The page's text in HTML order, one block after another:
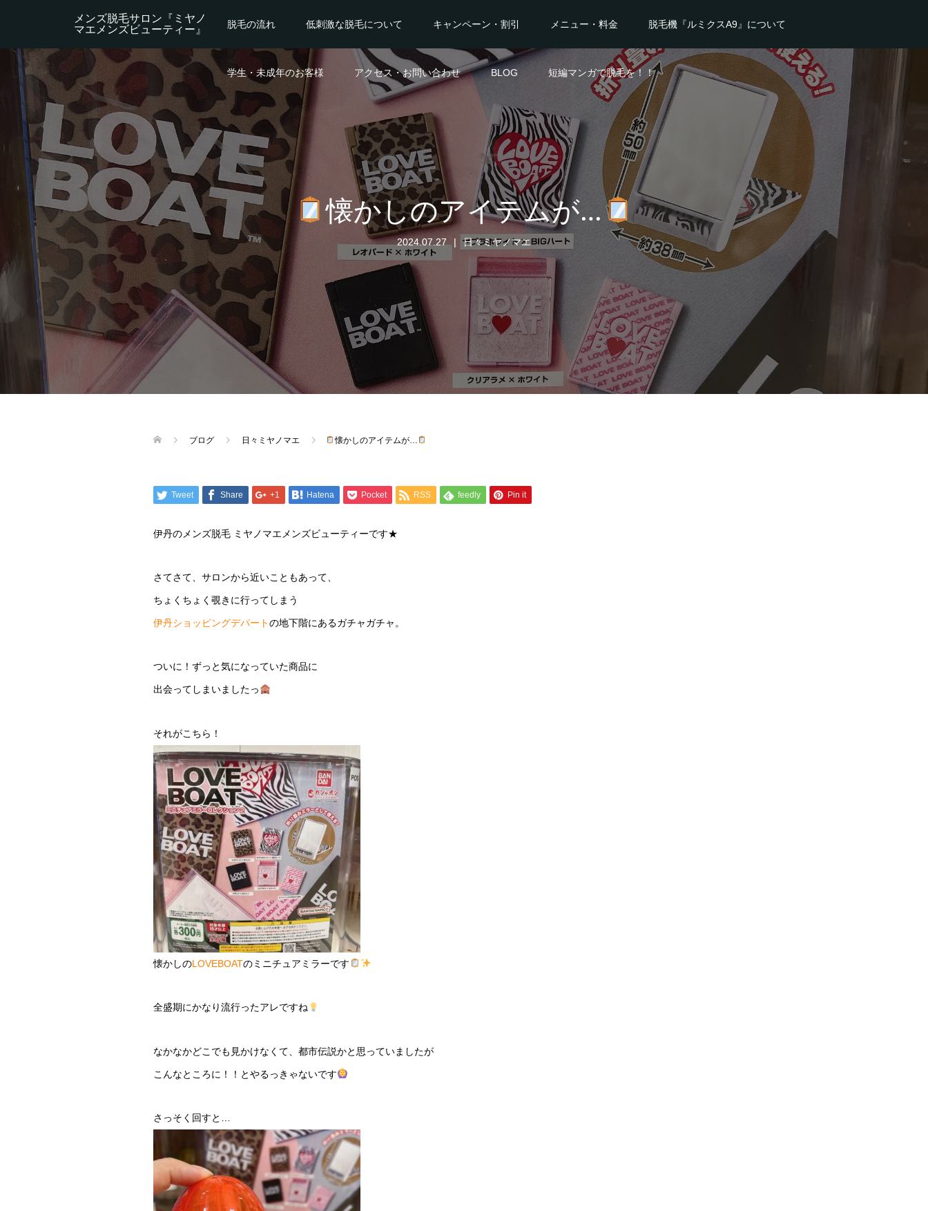
メンズ脱毛サロン『ミヤノ
マエメンズビューティー』
脱毛の流れ 低刺激な脱毛について キャンペーン・割引 メニュー・料金 脱毛機『ルミクスA9』について
学生・未成年のお客様 アクセス・お問い合わせ BLOG 短編マンガで脱毛を！！
懐かしのアイテムが…
2024.07.27 日々ミヤノマエ
ブログ 日々ミヤノマエ 懐かしのアイテムが…
Tweet Share +1 Hatena Pocket RSS feedly Pin it
伊丹のメンズ脱毛 ミヤノマエメンズビューティーです★
さてさて、サロンから近いこともあって、
ちょくちょく覗きに行ってしまう
伊丹ショッピングデパートの地下階にあるガチャガチャ。
ついに！ずっと気になっていた商品に
出会ってしまいましたっ
それがこちら！
懐かしのLOVEBOATのミニチュアミラーです
全盛期にかなり流行ったアレですね
なかなかどこでも見かけなくて、都市伝説かと思っていましたが
こんなところに！！とやるっきゃないです
さっそく回すと…